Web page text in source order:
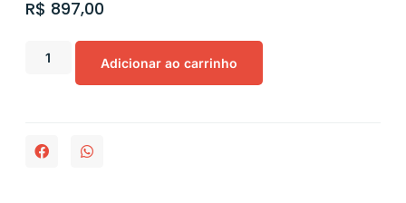
R$ 897,00
Adicionar ao carrinho